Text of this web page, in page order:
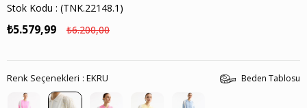
Stok Kodu
(TNK.22148.1)
₺6.200,00
₺5.579,99
Beden Tablosu
Renk Seçenekleri EKRU